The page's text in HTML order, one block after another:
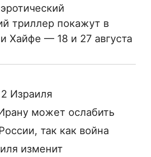
триллер покажут в
Хайфе — 18 и 27 августа
Израиля
может ослабить
так как война
изменит